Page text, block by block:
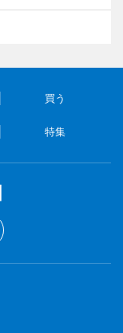
買う
特集